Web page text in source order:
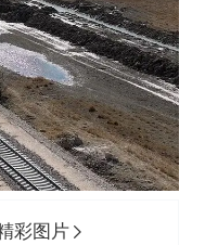
彩图片